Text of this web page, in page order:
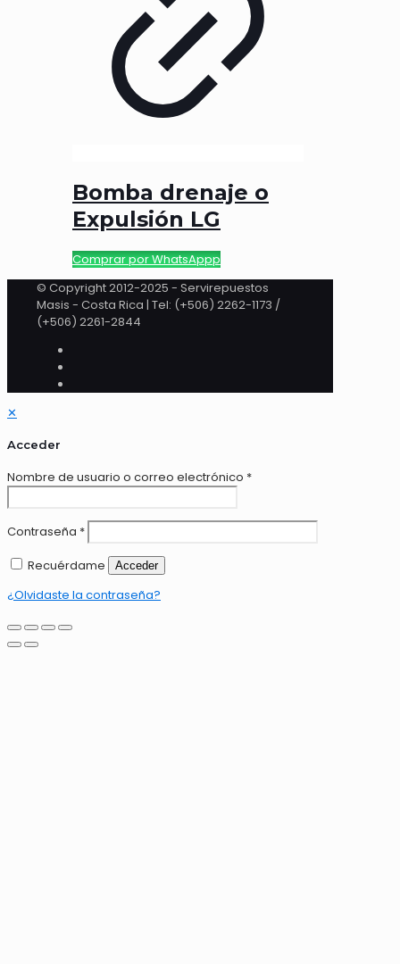
Bomba drenaje o
Expulsión LG
Comprar por WhatsAppp
© Copyright 2012-2025 - Servirepuestos
Masis - Costa Rica | Tel: (+506) 2262-1173 /
(+506) 2261-2844
✕
Acceder
Nombre de usuario o correo electrónico *
Contraseña *
Recuérdame
Acceder
¿Olvidaste la contraseña?